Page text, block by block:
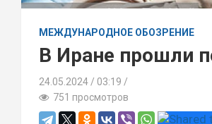
МЕЖДУНАРОДНОЕ ОБОЗРЕНИЕ
В Иране прошли
24.05.2024
03:19 /
751 просмотров